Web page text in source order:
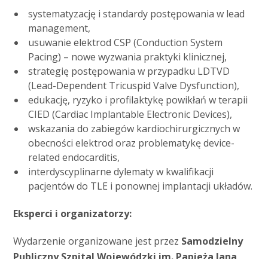
systematyzację i standardy postępowania w lead
management,
usuwanie elektrod CSP (Conduction System
Pacing) – nowe wyzwania praktyki klinicznej,
strategię postępowania w przypadku LDTVD
(Lead-Dependent Tricuspid Valve Dysfunction),
edukację, ryzyko i profilaktykę powikłań w terapii
CIED (Cardiac Implantable Electronic Devices),
wskazania do zabiegów kardiochirurgicznych w
obecności elektrod oraz problematykę device-
related endocarditis,
interdyscyplinarne dylematy w kwalifikacji
pacjentów do TLE i ponownej implantacji układów.
Eksperci i organizatorzy:
Wydarzenie organizowane jest przez Samodzielny